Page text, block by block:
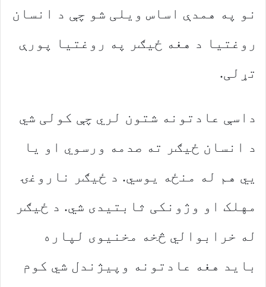
نو په همدې اساس ویلی شو چې د انسان
روغتیا د هغه ځیګر په روغتیا پورې
تړلی.
داسې عادتونه شتون لري چې کولی شي
د انسان ځیګر ته صدمه ورسوي او یا
يي هم له منځه یوسي. د ځیګر ناروغۍ
مهلک او وژونکی ثابتیدی شي. د ځیګر
له خرابوالي څخه مخنیوی لپاره
باید هغه عادتونه وپیژندل شي کوم